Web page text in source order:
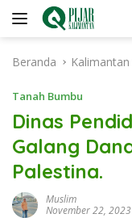
Langsung
Beranda
Tanah Bumbu
Dinas
Galang
Palestina.
Muslim
November 22, 2023